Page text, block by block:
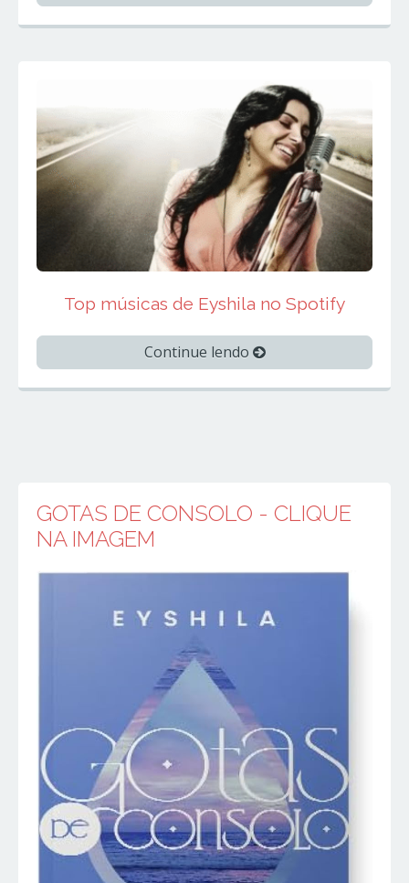
Top músicas de Eyshila no Spotify
Continue lendo
GOTAS DE CONSOLO - CLIQUE
NA IMAGEM